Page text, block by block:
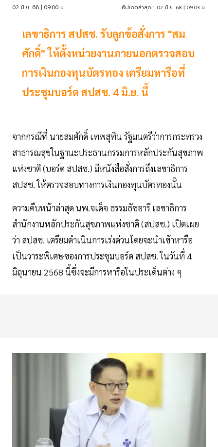
02 มิ.ย. 68 | 09:00 น. อัปเดตล่าสุด : 02 มิ.ย. 68 | 09:03 น.
เลขาธิการ สปสช. รับลูกข้อสั่งการ "สม
ศักดิ์" ให้ตั้งหน่วยงานภายนอกตรวจสอบ
การเงินกองทุนบัตรทอง เตรียมหารือที่
ประชุมบอร์ด สปสช. 4 มิ.ย. นี้
จากกรณีที่ นายสมศักดิ์ เทพสุทิน รัฐมนตรีว่าการกระทรวง
สาธารณสุขในฐานะประธานกรรมการหลักประกันสุขภาพ
แห่งชาติ (บอร์ด สปสช.) มีหนังสือสั่งการถึงเลขาธิการ
สปสช. ให้ตรวจสอบทางการเงินกองทุนบัตรทองนั้น
ความคืบหน้าล่าสุด นพ.จเด็จ ธรรมธัชอารี เลขาธิการ
สำนักงานหลักประกันสุขภาพแห่งชาติ (สปสช.) เปิดเผย
ว่า สปสช. เตรียมดำเนินการเร่งด่วนโดยจะนำเข้าหารือ
เป็นวาระพิเศษของการประชุมบอร์ด สปสช. ในวันที่ 4
มิถุนายน 2568 นี้ซึ่งจะมีการหารือในประเด็นต่าง ๆ